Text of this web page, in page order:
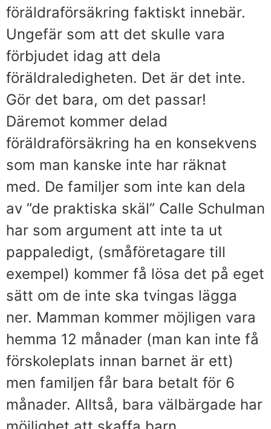
föräldraförsäkring faktiskt innebär.
Ungefär som att det skulle vara
förbjudet idag att dela
föräldraledigheten. Det är det inte.
Gör det bara, om det passar!
Däremot kommer delad
föräldraförsäkring ha en konsekvens
som man kanske inte har räknat
med. De familjer som inte kan dela
av ”de praktiska skäl” Calle Schulman
har som argument att inte ta ut
pappaledigt, (småföretagare till
exempel) kommer få lösa det på eget
sätt om de inte ska tvingas lägga
ner. Mamman kommer möjligen vara
hemma 12 månader (man kan inte få
förskoleplats innan barnet är ett)
men familjen får bara betalt för 6
månader. Alltså, bara välbärgade har